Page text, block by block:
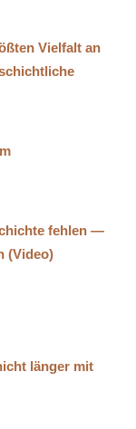
Vielfalt an
fehlen —
(Video)
länger mit